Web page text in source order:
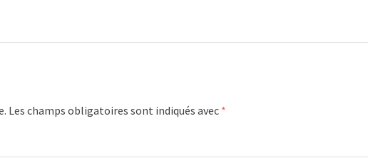
Les champs obligatoires sont indiqués avec *